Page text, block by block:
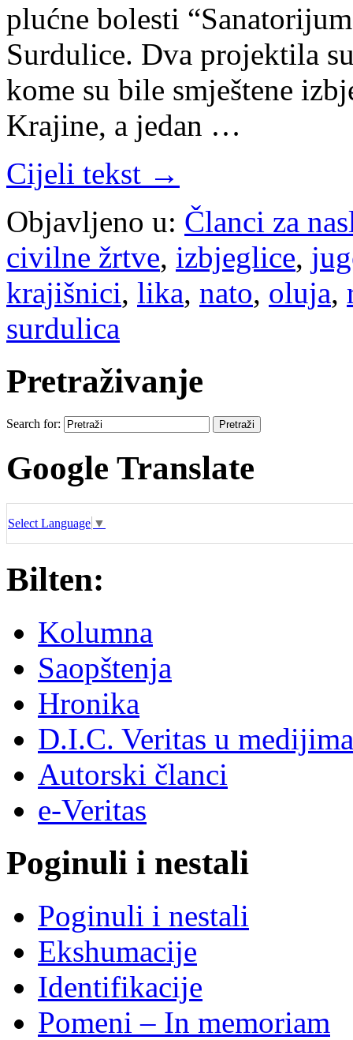
plućne bolesti
Surdulice. Dva projektila
kome su bile smještene
Krajine, a jedan …
Cijeli tekst →
Objavljeno u: Članci za
civilne žrtve, izbjeglice,
krajišnici, lika, nato, oluja,
surdulica
Pretraživanje
Search for:
Google Translate
Select Language ▼
Bilten:
Kolumna
Saopštenja
Hronika
D.I.C. Veritas u medijima
Autorski članci
e-Veritas
Poginuli i nestali
Poginuli i nestali
Ekshumacije
Identifikacije
Pomeni – In memoriam